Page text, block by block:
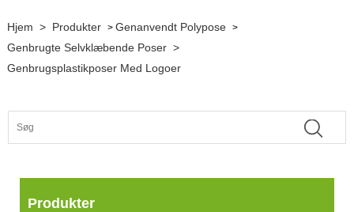
Hjem > Produkter > Genanvendt Polypose >
Genbrugte Selvklæbende Poser >
Genbrugsplastikposer Med Logoer
Produkter